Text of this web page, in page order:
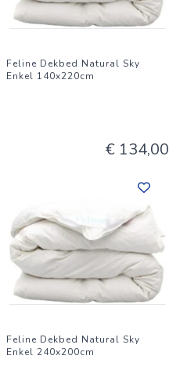
Feline Dekbed Natural Sky
Enkel 140x220cm
€ 134,00
Feline Dekbed Natural Sky
Enkel 240x200cm